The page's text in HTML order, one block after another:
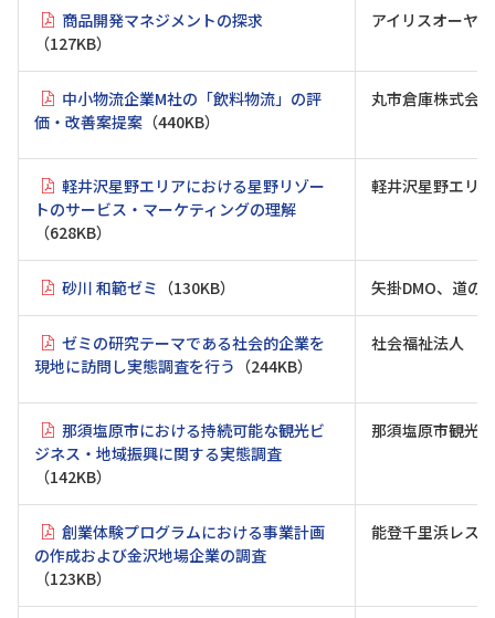
商品開発マネジメントの探求
（127KB）
アイリスオーヤ
中小物流企業M社の「飲料物流」の評
価・改善案提案 （440KB）
丸市倉庫株式会
軽井沢星野エリアにおける星野リゾー
トのサービス・マーケティングの理解
（628KB）
軽井沢星野エリア
砂川 和範ゼミ （130KB） 矢掛DMO、道の
ゼミの研究テーマである社会的企業を
現地に訪問し実態調査を行う （244KB）
社会福祉法人
那須塩原市における持続可能な観光ビ
ジネス・地域振興に関する実態調査
（142KB）
那須塩原市観光
創業体験プログラムにおける事業計画
の作成および金沢地場企業の調査
（123KB）
能登千里浜レス